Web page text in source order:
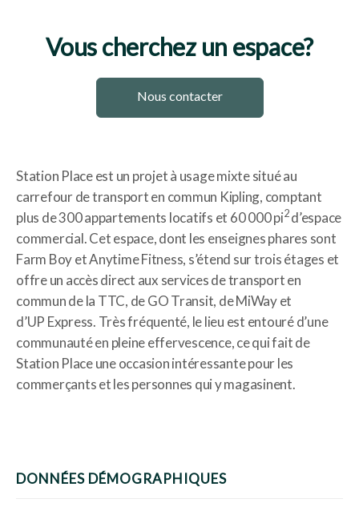
Vous cherchez un espace?
Nous contacter
Station Place est un projet à usage mixte situé au
carrefour de transport en commun Kipling, comptant
plus de 300 appartements locatifs et 60 000 pi2d’espace
commercial. Cet espace, dont les enseignes phares sont
Farm Boy et Anytime Fitness, s’étend sur trois étages et
offre un accès direct aux services de transport en
commun de la TTC, de GO Transit, de MiWay et
d’UP Express. Très fréquenté, le lieu est entouré d’une
communauté en pleine effervescence, ce qui fait de
Station Place une occasion intéressante pour les
commerçants et les personnes qui y magasinent.
DONNÉES DÉMOGRAPHIQUES